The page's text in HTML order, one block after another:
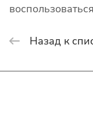
Назад к